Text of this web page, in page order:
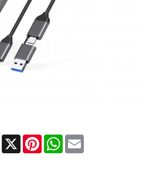
X
Pinterest
WhatsAppEmail